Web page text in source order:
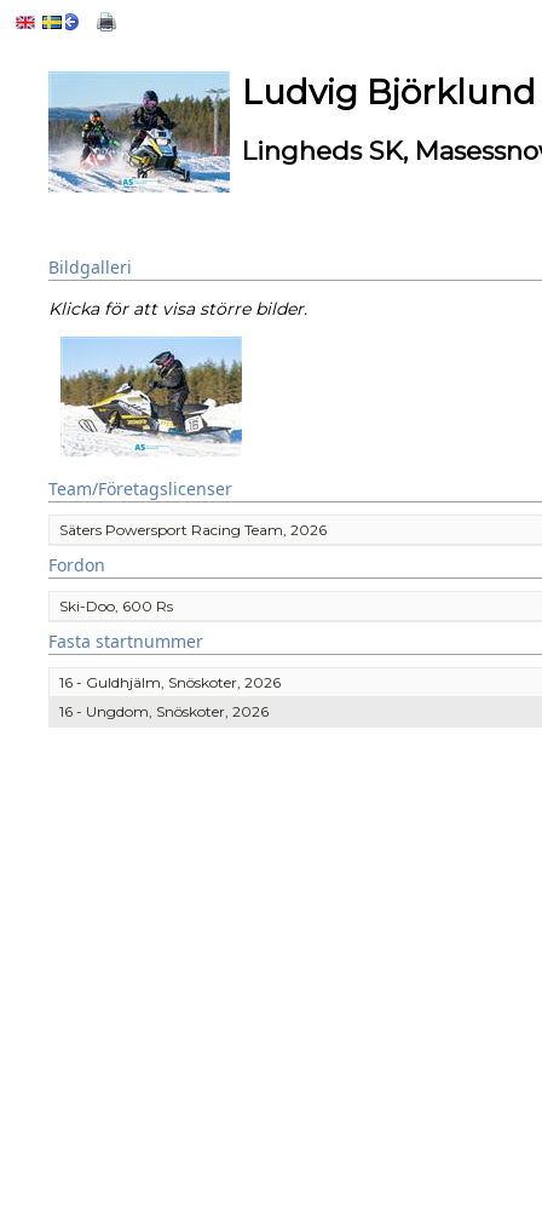
Ludvig Björklund
Lingheds SK,
Bildgalleri
Klicka för att visa större bilder.
Team/Företagslicenser
Säters Powersport Racing Team, 2026
Fordon
Ski-Doo, 600 Rs
Fasta startnummer
16 - Guldhjälm, Snöskoter, 2026
16 - Ungdom, Snöskoter, 2026